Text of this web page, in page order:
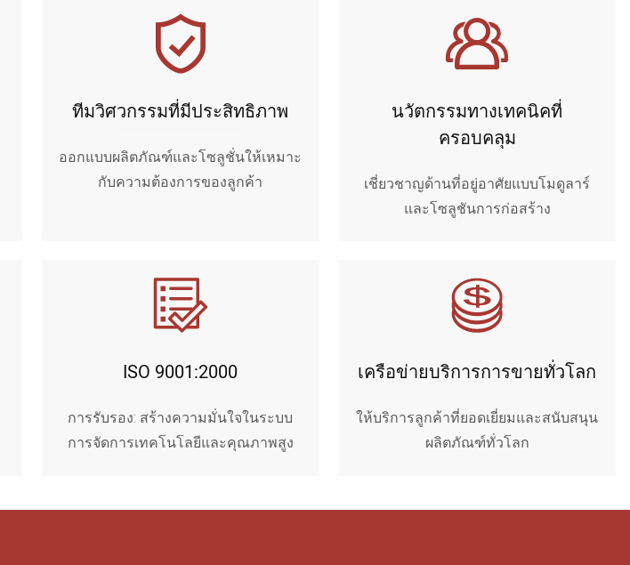
ทีมวิศวกรรมที่มีประสิทธิภาพ
ออกแบบผลิตภัณฑ์และโซลูชั่นให้เหมาะ
กับความต้องการของลูกค้า
นวัตกรรมทางเทคนิคที่
ครอบคลุม
เชี่ยวชาญด้านที่อยู่อาศัยแบบโมดูลาร์
และโซลูชันการก่อสร้าง
ISO 9001:2000
การรับรอง: สร้างความมั่นใจในระบบ
การจัดการเทคโนโลยีและคุณภาพสูง
เครือข่ายบริการการขายทั่วโลก
ให้บริการลูกค้าที่ยอดเยี่ยมและสนับสนุน
ผลิตภัณฑ์ทั่วโลก